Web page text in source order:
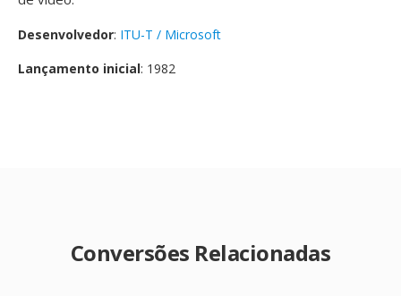
Desenvolvedor: ITU-T / Microsoft
Lançamento inicial: 1982
Conversões Relacionadas